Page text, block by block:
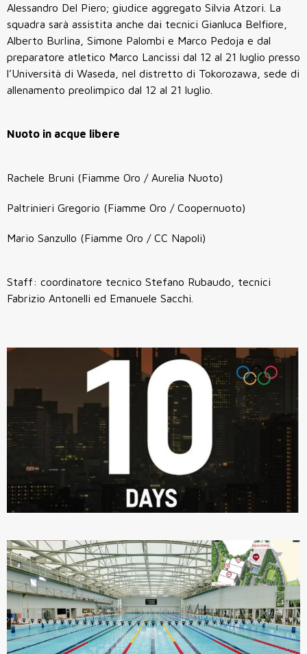
Alessandro Del Piero; giudice aggregato Silvia Atzori. La
squadra sarà assistita anche dai tecnici Gianluca Belfiore,
Alberto Burlina, Simone Palombi e Marco Pedoja e dal
preparatore atletico Marco Lancissi dal 12 al 21 luglio presso
l’Università di Waseda, nel distretto di Tokorozawa, sede di
allenamento preolimpico dal 12 al 21 luglio.
Nuoto in acque libere
Rachele Bruni (Fiamme Oro / Aurelia Nuoto)
Paltrinieri Gregorio (Fiamme Oro / Coopernuoto)
Mario Sanzullo (Fiamme Oro / CC Napoli)
Staff: coordinatore tecnico Stefano Rubaudo, tecnici
Fabrizio Antonelli ed Emanuele Sacchi.